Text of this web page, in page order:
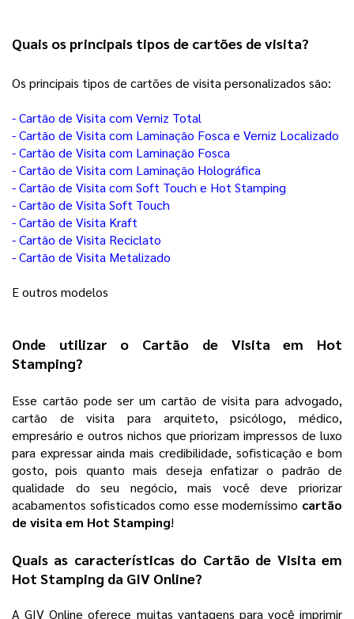
Quais os principais tipos de cartões de visita?
Os principais tipos de cartões de visita personalizados são:
- Cartão de Visita com Verniz Total
- Cartão de Visita com Laminação Fosca e Verniz Localizado
- Cartão de Visita com Laminação Fosca
- Cartão de Visita com Laminação Holográfica
- Cartão de Visita com Soft Touch e Hot Stamping
- Cartão de Visita Soft Touch
- Cartão de Visita Kraft
- Cartão de Visita Reciclato
- Cartão de Visita Metalizado
E outros modelos
Onde utilizar o Cartão de Visita em Hot
Stamping?
Esse cartão pode ser um cartão de visita para advogado,
cartão de visita para arquiteto, psicólogo, médico,
empresário e outros nichos que priorizam impressos de luxo
para expressar ainda mais credibilidade, sofisticação e bom
gosto, pois quanto mais deseja enfatizar o padrão de
qualidade do seu negócio, mais você deve priorizar
acabamentos sofisticados como esse moderníssimo cartão
de visita em Hot Stamping!
Quais as características do Cartão de Visita em
Hot Stamping da GIV Online?
A GIV Online oferece muitas vantagens para você imprimir